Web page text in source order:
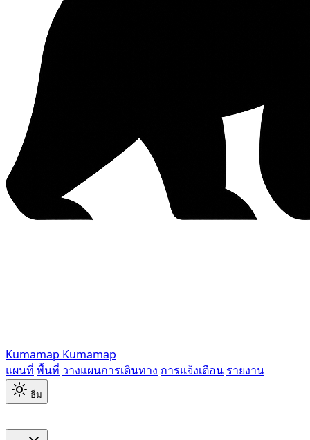
Kumamap Kumamap
แผนที่ พื้นที่ วางแผนการเดินทาง การแจ้งเตือน รายงาน
ธีม